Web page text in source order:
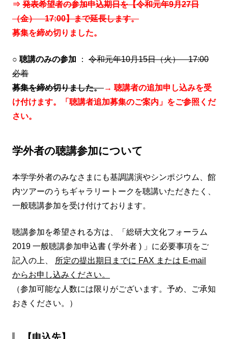
⇒ 発表希望者の参加申込期日を【令和元年9月27日
（金） 17:00】まで延長します。
募集を締め切りました。
○ 聴講のみの参加 ： 令和元年10月15日（火） 17:00
必着
募集を締め切りました。→ 聴講者の追加申し込みを受
け付けます。「聴講者追加募集のご案内」をご参照くだ
さい。
学外者の聴講参加について
本学学外者のみなさまにも基調講演やシンポジウム、館
内ツアーのうちギャラリートークを聴講いただきたく、
一般聴講参加を受け付けております。
聴講参加を希望される方は、「総研大文化フォーラム
2019 一般聴講参加申込書 ( 学外者 ) 」に必要事項をご
記入の上、
所定の提出期日までに FAX または E-mail
からお申し込みください。
（参加可能な人数には限りがございます。予め、ご承知
おきください。）